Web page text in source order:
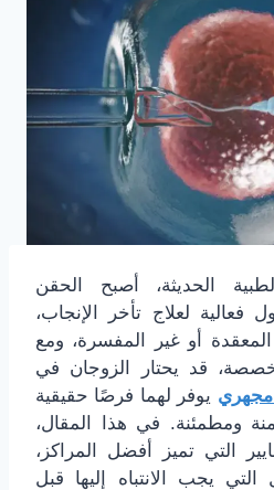
الحديثة، أصبح الحقن
فعالية لعلاج تأخر الإنجاب،
أو غير المفسرة، ومع
قد يحتار الزوجان في
يوفر لهما فرصًا حقيقية
ومطمئنة. في هذا المقال،
التي تميز أفضل المراكز،
يجب الانتباه إليها قبل